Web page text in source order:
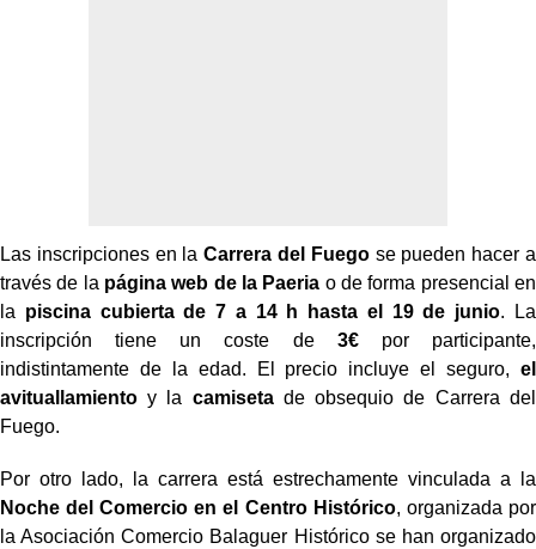
Las inscripciones en laCarrera del Fuegose pueden hacer a
través de la página web de la Paeria o de forma presencial en
la piscina cubierta de 7 a 14 h hasta el 19 de junio. La
inscripción tiene un coste de3€por participante,
indistintamente de la edad. El precio incluye el seguro, el
avituallamiento y la camisetade obsequio de Carrera del
Fuego.
Por otro lado, la carrera está estrechamente vinculada a la
Noche del Comercio en el Centro Histórico, organizada por
la Asociación Comercio Balaguer Histórico se han organizado